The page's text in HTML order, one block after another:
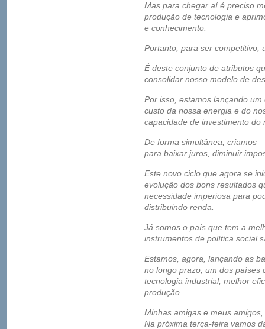
Mas para chegar aí é preciso
produção de tecnologia e
e conhecimento.
Portanto, para ser competitivo,
É deste conjunto de atributos
consolidar nosso modelo de
Por isso, estamos lançando
custo da nossa energia e do
capacidade de investimento do
De forma simultânea, criamos
para baixar juros, diminuir
Este novo ciclo que agora se
evolução dos bons resultados
necessidade imperiosa para
distribuindo renda.
Já somos o país que tem a
instrumentos de política social
Estamos, agora, lançando as
no longo prazo, um dos países
tecnologia industrial, melhor
produção.
Minhas amigas e meus amigos,
Na próxima terça-feira vamos